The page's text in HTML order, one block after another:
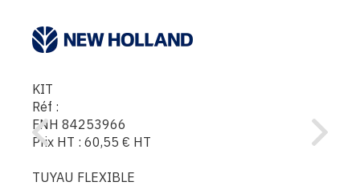
KIT
Réf :
FNH 84253966
Prix HT : 60,55 € HT
TUYAU FLEXIBLE